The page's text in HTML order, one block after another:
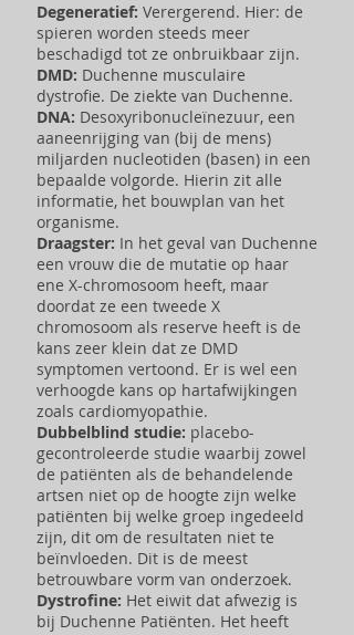
Degeneratief: Verergerend. Hier: de
spieren worden steeds meer
beschadigd tot ze onbruikbaar zijn.
DMD: Duchenne musculaire
dystrofie. De ziekte van Duchenne.
DNA: Desoxyribonucleïnezuur, een
aaneenrijging van (bij de mens)
miljarden nucleotiden (basen) in een
bepaalde volgorde. Hierin zit alle
informatie, het bouwplan van het
organisme.
Draagster: In het geval van Duchenne
een vrouw die de mutatie op haar
ene X-chromosoom heeft, maar
doordat ze een tweede X
chromosoom als reserve heeft is de
kans zeer klein dat ze DMD
symptomen vertoond. Er is wel een
verhoogde kans op hartafwijkingen
zoals cardiomyopathie.
Dubbelblind studie: placebo-
gecontroleerde studie waarbij zowel
de patiënten als de behandelende
artsen niet op de hoogte zijn welke
patiënten bij welke groep ingedeeld
zijn, dit om de resultaten niet te
beïnvloeden. Dit is de meest
betrouwbare vorm van onderzoek.
Dystrofine: Het eiwit dat afwezig is
bij Duchenne Patiënten. Het heeft